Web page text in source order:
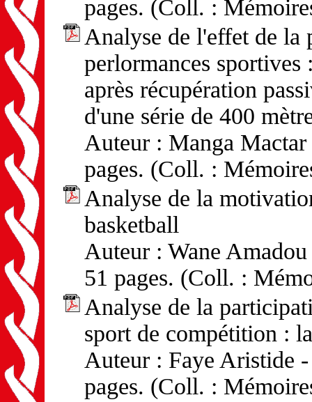
pages. (Coll. :
Analyse de l'effet de la
perlormances sportives
après récupération
d'une série de 400
Auteur : Manga
pages. (Coll. :
Analyse de la
basketball
Auteur : Wane
51 pages. (Coll. :
Analyse de la
sport de compétition :
Auteur : Faye Aristide
pages. (Coll. :